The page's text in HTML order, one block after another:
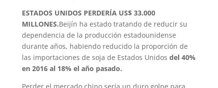
ESTADOS UNIDOS PERDERÍA US$ 33.000
MILLONES.Beijín ha estado tratando de reducir su
dependencia de la producción estadounidense
durante años, habiendo reducido la proporción de
las importaciones de soja de Estados Unidos del 40%
en 2016 al 18% el año pasado.